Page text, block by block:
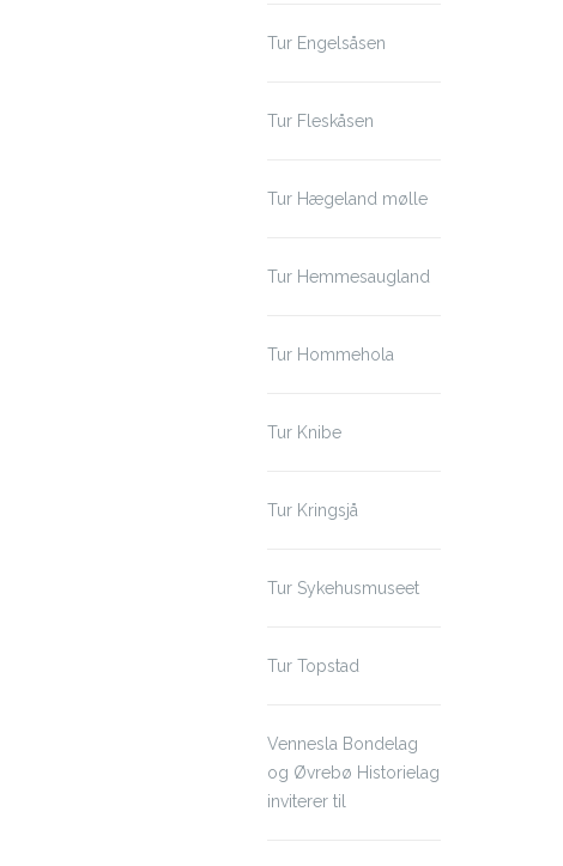
Tur Engelsåsen
Tur Fleskåsen
Tur Hægeland mølle
Tur Hemmesaugland
Tur Hommehola
Tur Knibe
Tur Kringsjå
Tur Sykehusmuseet
Tur Topstad
Vennesla Bondelag
og Øvrebø Historielag
inviterer til